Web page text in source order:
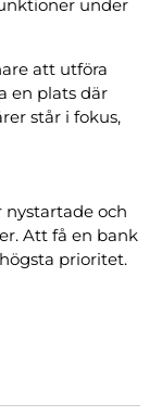
under
att utföra
en plats där
står i fokus,
nystartade och
Att få en bank
prioritet.